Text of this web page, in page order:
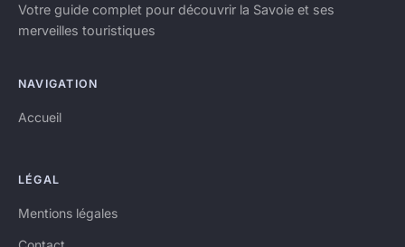
Votre guide complet pour découvrir la Savoie et ses
merveilles touristiques
NAVIGATION
Accueil
LÉGAL
Mentions légales